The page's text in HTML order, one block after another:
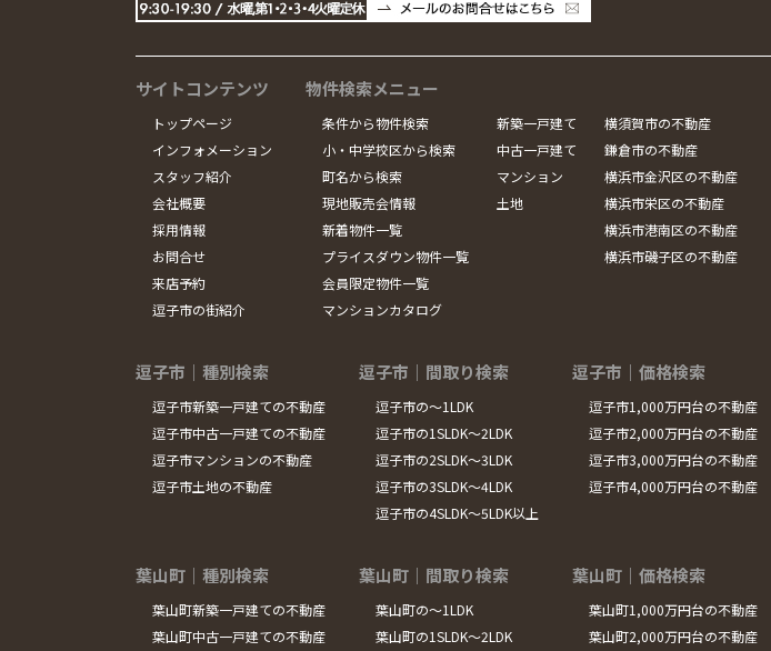
サイトコンテンツ
トップページ
インフォメーション
スタッフ紹介
会社概要
採用情報
お問合せ
来店予約
逗子市の街紹介
物件検索メニュー
条件から物件検索
小・中学校区から検索
町名から検索
現地販売会情報
新着物件一覧
プライスダウン物件一覧
会員限定物件一覧
マンションカタログ
新築一戸建て
中古一戸建て
マンション
土地
横須賀市の不動産
鎌倉市の不動産
横浜市金沢区の不動産
横浜市栄区の不動産
横浜市港南区の不動産
横浜市磯子区の不動産
逗子市｜種別検索
逗子市新築一戸建ての不動産
逗子市中古一戸建ての不動産
逗子市マンションの不動産
逗子市土地の不動産
逗子市｜間取り検索
逗子市の～1LDK
逗子市の1SLDK～2LDK
逗子市の2SLDK～3LDK
逗子市の3SLDK～4LDK
逗子市の4SLDK～5LDK以上
逗子市｜価格検索
逗子市1,000万円台の不動産
逗子市2,000万円台の不動産
逗子市3,000万円台の不動産
逗子市4,000万円台の不動産
葉山町｜種別検索
葉山町新築一戸建ての不動産
葉山町中古一戸建ての不動産
葉山町｜間取り検索
葉山町の～1LDK
葉山町の1SLDK～2LDK
葉山町｜価格検索
葉山町1,000万円台の不動産
葉山町2,000万円台の不動産